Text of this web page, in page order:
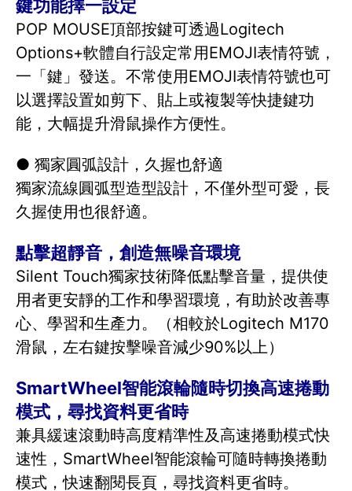
鍵功能擇一設定
POP MOUSE頂部按鍵可透過Logitech
Options+軟體自行設定常用EMOJI表情符號，
一「鍵」發送。不常使用EMOJI表情符號也可
以選擇設置如剪下、貼上或複製等快捷鍵功
能，大幅提升滑鼠操作方便性。
● 獨家圓弧設計，久握也舒適
獨家流線圓弧型造型設計，不僅外型可愛，長
久握使用也很舒適。
點擊超靜音，創造無噪音環境
Silent Touch獨家技術降低點擊音量，提供使
用者更安靜的工作和學習環境，有助於改善專
心、學習和生產力。（相較於Logitech M170
滑鼠，左右鍵按擊噪音減少90%以上）
SmartWheel智能滾輪隨時切換高速捲動
模式，尋找資料更省時
兼具緩速滾動時高度精準性及高速捲動模式快
速性，SmartWheel智能滾輪可隨時轉換捲動
模式，快速翻閱長頁，尋找資料更省時。